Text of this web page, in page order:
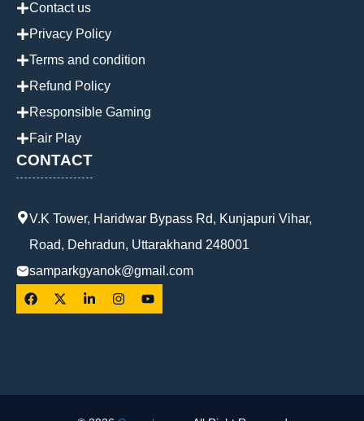
Contact us
Privacy Policy
Terms and condition
Refund Policy
Responsible Gaming
Fair Play
CONTACT
V.K Tower, Haridwar Bypass Rd, Kunjapuri Vihar,
Road, Dehradun, Uttarakhand 248001
samparkgyanok@gmail.com